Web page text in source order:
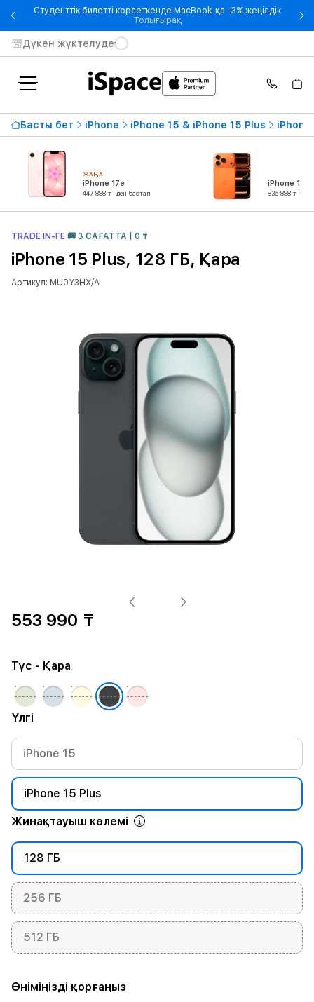
Студенттік билетті көрсеткенде MacBook-қа –3% жеңілдік
Толығырақ- Студенттік билетті
Дүкен жүктелуде
Басты бет iPhone iPhone 15 & iPhone 15 Plus iPhone
ЖАҢА
iPhone 17e
447 888 ₸ -ден бастап
iPhone 17
836 888 ₸ -ден
TRADE IN-ГЕ 🚚 3 САҒАТТА | 0 ₸
iPhone 15 Plus, 128 ГБ, Қара
Артикул: MU0Y3HX/A
553 990 ₸
Үлгі
iPhone 15
iPhone 15 Plus
Жинақтауыш көлемі
128 ГБ
256 ГБ
512 ГБ
Түс - Қара
Өніміңізді қорғаңыз